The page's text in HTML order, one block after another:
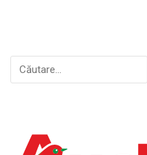
Caută
după: